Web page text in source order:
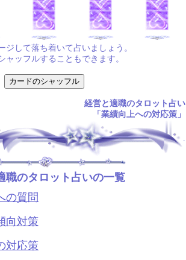
ジして落ち着いて占いましょう。
ャッフルすることもできます。
経営と適職のタロット占い
「業績向上への対応策」
.
職のタロット占いの一覧
の質問
向対策
対応策